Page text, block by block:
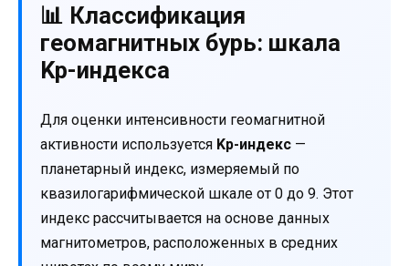
📊 Классификация
геомагнитных бурь: шкала
Kp-индекса
Для оценки интенсивности геомагнитной
активности используется Kp-индекс —
планетарный индекс, измеряемый по
квазилогарифмической шкале от 0 до 9. Этот
индекс рассчитывается на основе данных
магнитометров, расположенных в средних